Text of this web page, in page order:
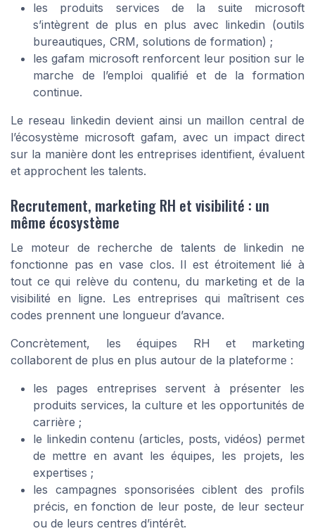
les produits services de la suite microsoft
s’intègrent de plus en plus avec linkedin (outils
bureautiques, CRM, solutions de formation) ;
les gafam microsoft renforcent leur position sur le
marche de l’emploi qualifié et de la formation
continue.
Le reseau linkedin devient ainsi un maillon central de
l’écosystème microsoft gafam, avec un impact direct
sur la manière dont les entreprises identifient, évaluent
et approchent les talents.
Recrutement, marketing RH et visibilité : un
même écosystème
Le moteur de recherche de talents de linkedin ne
fonctionne pas en vase clos. Il est étroitement lié à
tout ce qui relève du contenu, du marketing et de la
visibilité en ligne. Les entreprises qui maîtrisent ces
codes prennent une longueur d’avance.
Concrètement, les équipes RH et marketing
collaborent de plus en plus autour de la plateforme :
les pages entreprises servent à présenter les
produits services, la culture et les opportunités de
carrière ;
le linkedin contenu (articles, posts, vidéos) permet
de mettre en avant les équipes, les projets, les
expertises ;
les campagnes sponsorisées ciblent des profils
précis, en fonction de leur poste, de leur secteur
ou de leurs centres d’intérêt.